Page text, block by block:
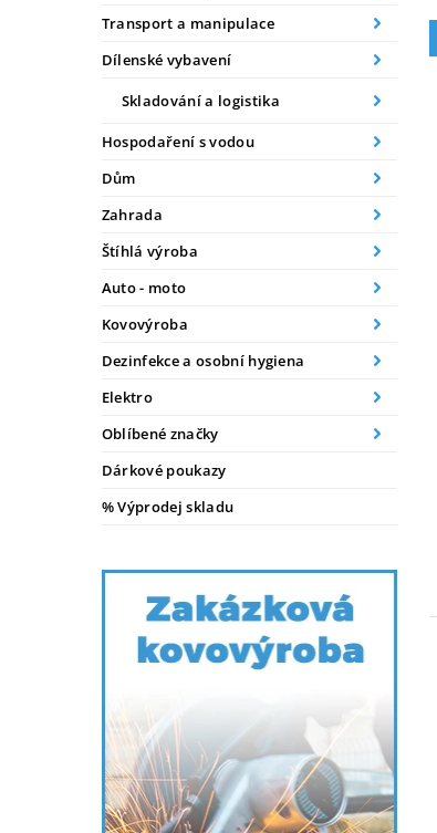
Transport a manipulace
Dílenské vybavení
Skladování a logistika
Hospodaření s vodou
Dům
Zahrada
Štíhlá výroba
Auto - moto
Kovovýroba
Dezinfekce a osobní hygiena
Elektro
Oblíbené značky
Dárkové poukazy
% Výprodej skladu